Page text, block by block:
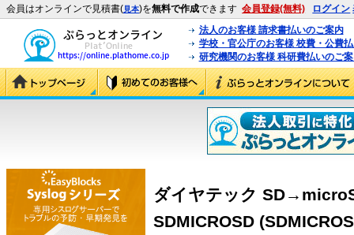
会員はオンラインで見積書(見本)を無料で作成できます 会員登録(無料) ログイン
法人のお客様 請求書払いのご案内
学校・官公庁のお客様 校費・公費
研究機関のお客様 科研費払いのご
ダイヤテック
SDMICROSD